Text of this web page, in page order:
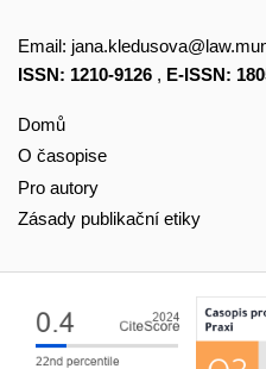
Email:
ISSN: 1210-9126 , E-ISSN:
Domů
O časopise
Pro autory
Zásady publikační etiky